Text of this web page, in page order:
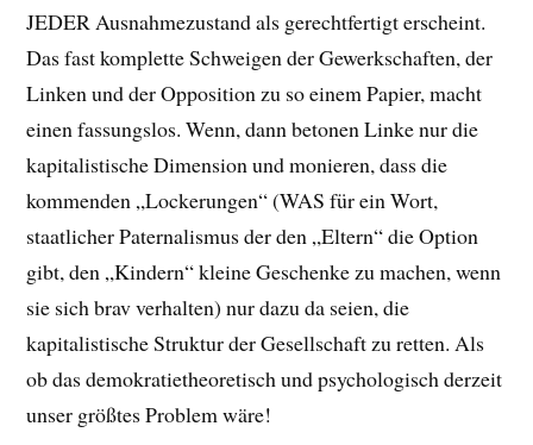
JEDER Ausnahmezustand als gerechtfertigt erscheint.
Das fast komplette Schweigen der Gewerkschaften, der
Linken und der Opposition zu so einem Papier, macht
einen fassungslos. Wenn, dann betonen Linke nur die
kapitalistische Dimension und monieren, dass die
kommenden „Lockerungen“ (WAS für ein Wort,
staatlicher Paternalismus der den „Eltern“ die Option
gibt, den „Kindern“ kleine Geschenke zu machen, wenn
sie sich brav verhalten) nur dazu da seien, die
kapitalistische Struktur der Gesellschaft zu retten. Als
ob das demokratietheoretisch und psychologisch derzeit
unser größtes Problem wäre!